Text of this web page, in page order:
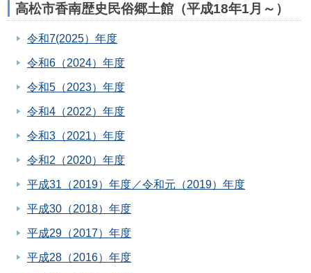
高松市香南歴史民俗郷土館（平成18年1月～）
令和7(2025）年度
令和6（2024）年度
令和5（2023）年度
令和4（2022）年度
令和3（2021）年度
令和2（2020）年度
平成31（2019）年度／令和元（2019）年度
平成30（2018）年度
平成29（2017）年度
平成28（2016）年度